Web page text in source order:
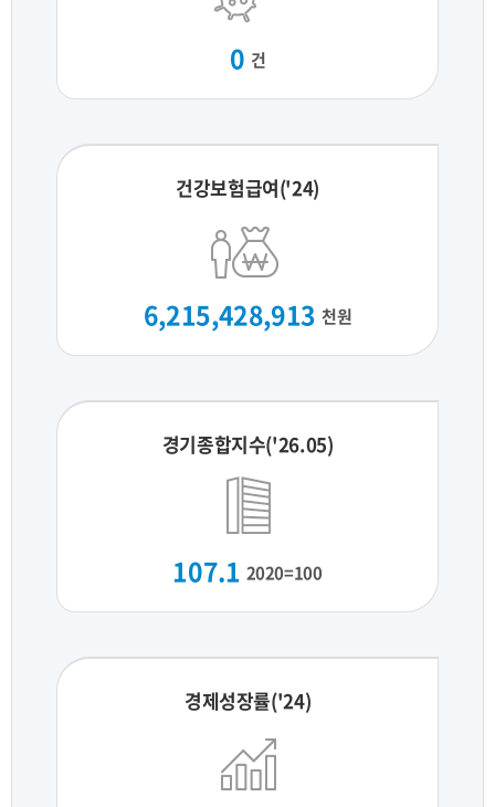
0 건
건강보험급여('24)
6,215,428,913 천원
경기종합지수('26.05)
107.1 2020=100
경제성장률('24)